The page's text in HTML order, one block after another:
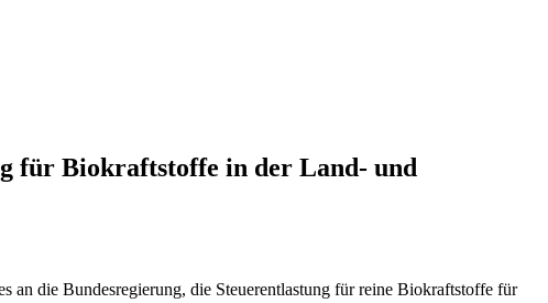
für Biokraftstoffe in der Land- und
die Bundesregierung, die Steuerentlastung für reine Biokraftstoffe für